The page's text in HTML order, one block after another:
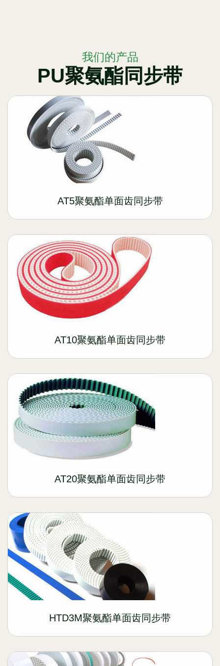
我们的产品
PU聚氨酯同步带
AT5聚氨酯单面齿同步带
AT10聚氨酯单面齿同步带
AT20聚氨酯单面齿同步带
HTD3M聚氨酯单面齿同步带